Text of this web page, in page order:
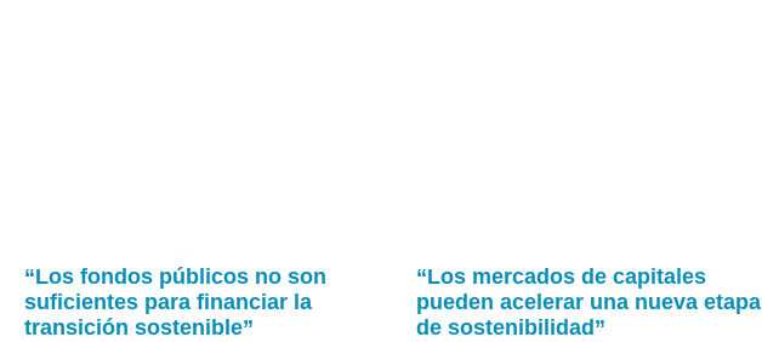
“Los fondos públicos no son
suficientes para financiar la
transición sostenible”
“Los mercados de capitales
pueden acelerar una nueva etapa
de sostenibilidad”